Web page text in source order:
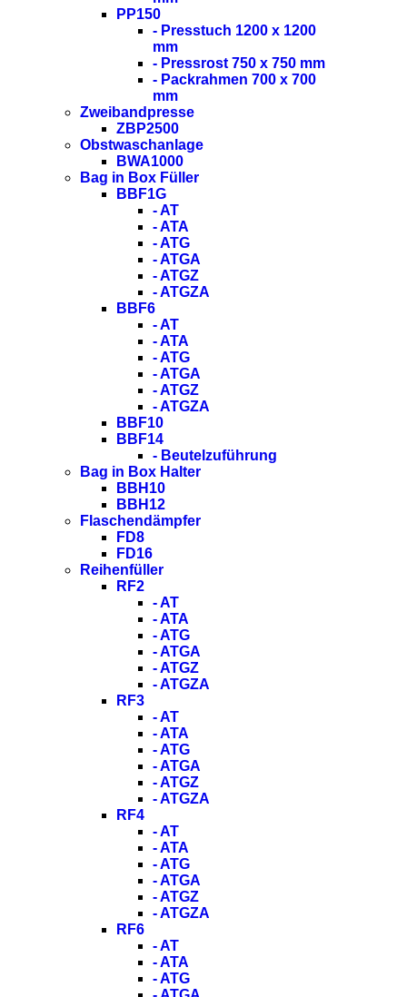
PP150
- Presstuch 1200 x 1200
mm
- Pressrost 750 x 750 mm
- Packrahmen 700 x 700
mm
Zweibandpresse
ZBP2500
Obstwaschanlage
BWA1000
Bag in Box Füller
BBF1G
- AT
- ATA
- ATG
- ATGA
- ATGZ
- ATGZA
BBF6
- AT
- ATA
- ATG
- ATGA
- ATGZ
- ATGZA
BBF10
BBF14
- Beutelzuführung
Bag in Box Halter
BBH10
BBH12
Flaschendämpfer
FD8
FD16
Reihenfüller
RF2
- AT
- ATA
- ATG
- ATGA
- ATGZ
- ATGZA
RF3
- AT
- ATA
- ATG
- ATGA
- ATGZ
- ATGZA
RF4
- AT
- ATA
- ATG
- ATGA
- ATGZ
- ATGZA
RF6
- AT
- ATA
- ATG